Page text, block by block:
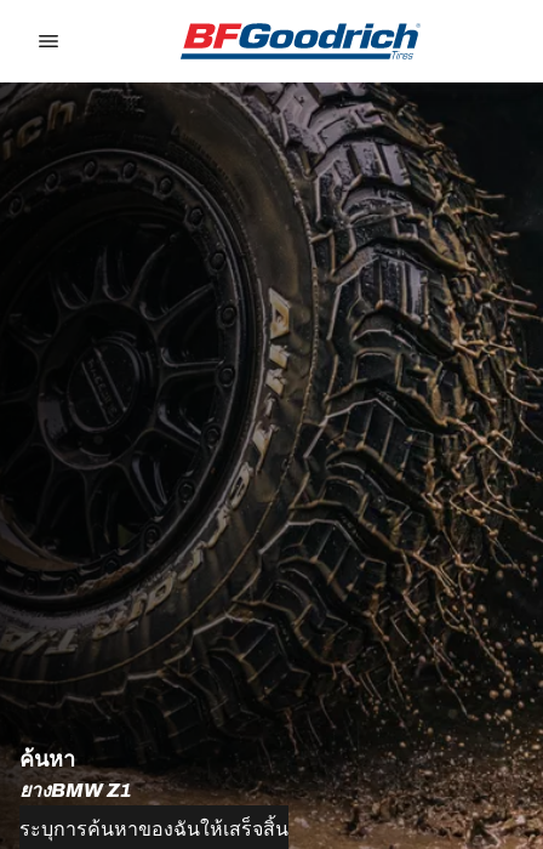
ค้นหา
ยางBMW Z1
ระบุการค้นหาของฉันให้เสร็จสิ้น